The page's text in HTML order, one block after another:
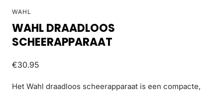
WAHL
WAHL DRAADLOOS
SCHEERAPPARAAT
Normale
€30.95
Het Wahl draadloos scheerapparaat is een compacte,